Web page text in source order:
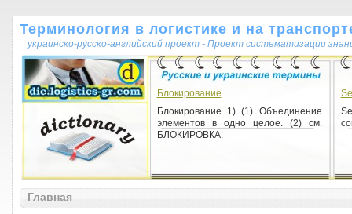
Терминология в логистике и на
украинско-русско-английский проект - Проект систематизации
Блокирование
Блокирование 1) (1) Объединение
элементов в одно целое. (2) см.
БЛОКИРОВКА.
Главная